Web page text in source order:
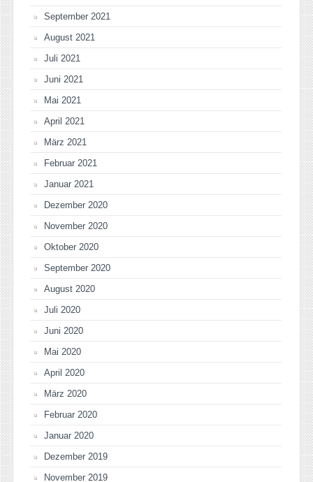
September 2021
August 2021
Juli 2021
Juni 2021
Mai 2021
April 2021
März 2021
Februar 2021
Januar 2021
Dezember 2020
November 2020
Oktober 2020
September 2020
August 2020
Juli 2020
Juni 2020
Mai 2020
April 2020
März 2020
Februar 2020
Januar 2020
Dezember 2019
November 2019